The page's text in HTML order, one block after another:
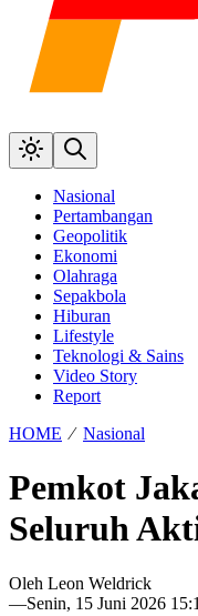
Nasional
Pertambangan
Geopolitik
Ekonomi
Olahraga
Sepakbola
Hiburan
Lifestyle
Teknologi & Sains
Video Story
Report
HOME ⁄ Nasional
Pemkot
Seluruh
Oleh Leon Weldrick
—Senin, 15 Juni 2026